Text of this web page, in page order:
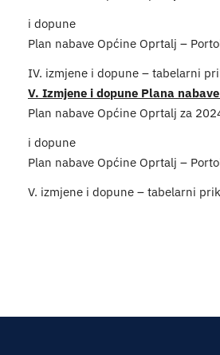
i dopune
Plan nabave Općine Oprtalj –
IV. izmjene i dopune – tabelarni
V. Izmjene i dopune Plana
Plan nabave Općine Oprtalj za
i dopune
Plan nabave Općine Oprtalj –
V. izmjene i dopune – tabelarni